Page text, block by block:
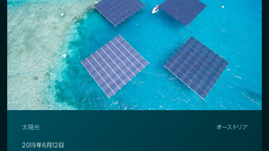
太陽光
オーストリア
2019年6月12日